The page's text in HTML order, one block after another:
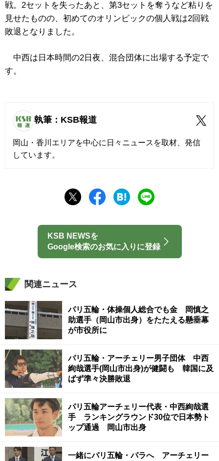
戦。2セットを失ったあと、第3セットを奪うなど粘りを
見せたものの、初めてのオリンピックの個人戦は2回戦
敗退となりました。
中西は日本時間の2日夜、混合団体に出場する予定で
す。
執筆：KSB報道
岡山・香川エリアを中心に日々ニュースを取材、発信
しています。
KSB NEWSを
Google検索のお気に入りに登録
関連ニュース
パリ五輪・体操個人総合でも金 岡慎之
助選手（岡山市出身）をたたえる懸垂幕
が市役所に
パリ五輪・アーチェリー男子団体 中西
絢哉選手(岡山市出身)が健闘も 韓国に及
ばず準々決勝敗退
パリ五輪アーチェリー代表・中西絢哉選
手 ランキングラウンド30位で日本勢ト
ップ通過 岡山市出身
一緒にパリ五輪・パラへ アーチェリー